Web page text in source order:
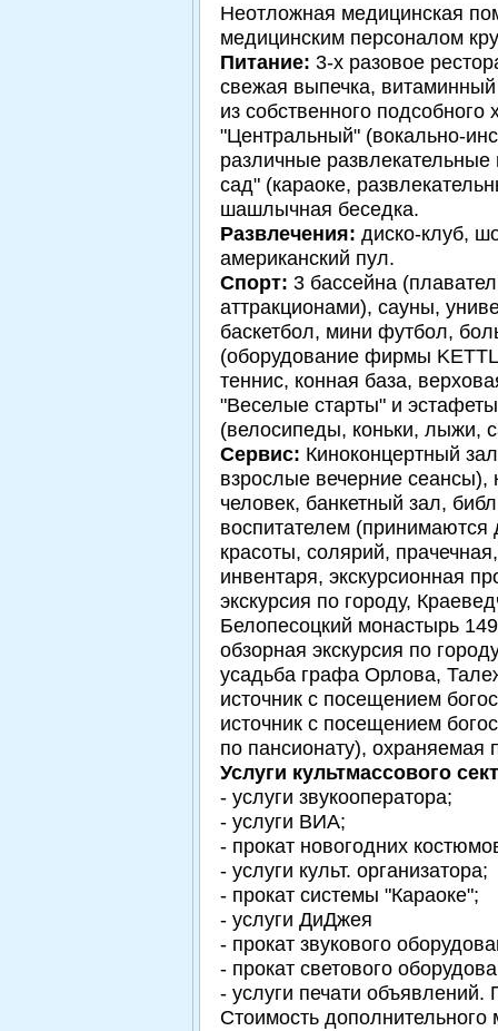
Неотложная медицинская
медицинским персоналом
Питание: 3-х разовое
свежая выпечка,
из собственного
"Центральный" (вокально-
различные
сад" (караоке,
шашлычная беседка.
Развлечения: диско-клуб,
американский пул.
Спорт: 3 бассейна
аттракционами), сауны,
баскетбол, мини футбол,
(оборудование фирмы
теннис, конная база,
"Веселые старты" и
(велосипеды, коньки, лыжи,
Сервис: Киноконцертный
взрослые вечерние сеансы),
человек, банкетный зал,
воспитателем (принимаются
красоты, солярий,
инвентаря, экскурсионная
экскурсия по городу,
Белопесоцкий монастырь
обзорная экскурсия по
усадьба графа Орлова,
источник с посещением
источник с посещением
по пансионату), охраняемая
Услуги культмассового
- услуги звукооператора;
- услуги ВИА;
- прокат новогодних
- услуги культ. организатора;
- прокат системы "Караоке";
- услуги ДиДжея
- прокат звукового
- прокат светового
- услуги печати
Стоимость